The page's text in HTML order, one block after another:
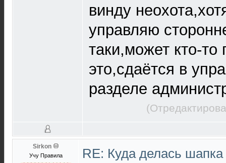
винду
управляю
таки,может кто-то
это,сдаётся в
разделе
Sirkon
Учу Правила
RE: Куда делась